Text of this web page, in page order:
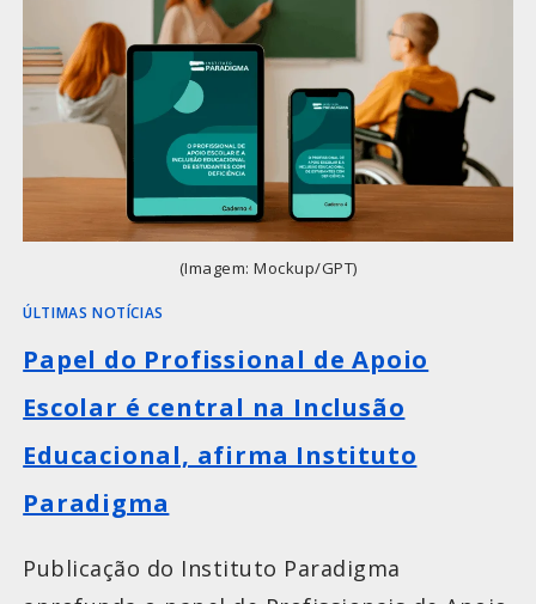
(Imagem: Mockup/GPT)
ÚLTIMAS NOTÍCIAS
Papel do Profissional de Apoio
Escolar é central na Inclusão
Educacional, afirma Instituto
Paradigma
Publicação do Instituto Paradigma